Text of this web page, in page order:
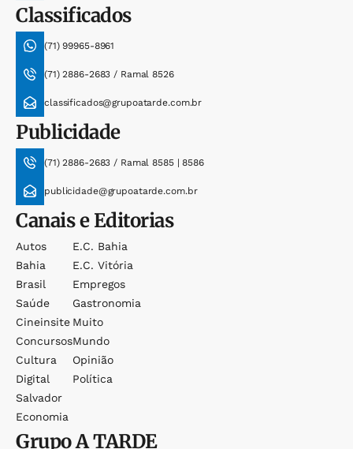
Classificados
(71) 99965-8961
(71) 2886-2683 / Ramal 8526
classificados@grupoatarde.com.br
Publicidade
(71) 2886-2683 / Ramal 8585 | 8586
publicidade@grupoatarde.com.br
Canais e Editorias
Autos
Bahia
Brasil
Saúde
Cineinsite
Concursos
Cultura
Digital
Salvador
Economia
E.c. Bahia
E.c. Vitória
Empregos
Gastronomia
Muito
Mundo
Opinião
Política
GrupoA TARDE